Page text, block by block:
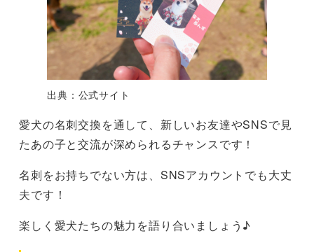
出典：公式サイト
愛犬の名刺交換を通して、新しいお友達やSNSで見
たあの子と交流が深められるチャンスです！
名刺をお持ちでない方は、SNSアカウントでも大丈
夫です！
楽しく愛犬たちの魅力を語り合いましょう♪